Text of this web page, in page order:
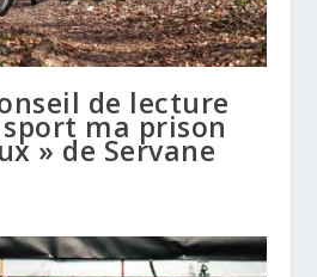
de lecture
ma prison
» de Servane